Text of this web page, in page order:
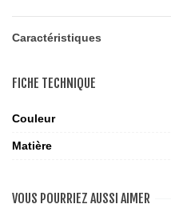
Caractéristiques
FICHE TECHNIQUE
Couleur
Matière
VOUS POURRIEZ AUSSI AIMER